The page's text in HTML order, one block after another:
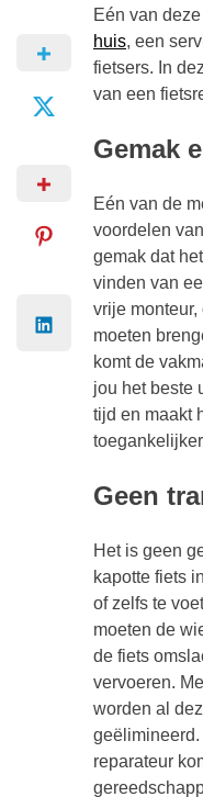
Eén van
huis, een
fietsers. In
van een
Gemak
Eén van de
voordelen
gemak dat
vinden van
vrije
moeten
komt de
jou het beste
tijd en maakt
Geen
Het is geen
kapotte fiets
of zelfs te
moeten de
de fiets
vervoeren.
worden al
reparateur